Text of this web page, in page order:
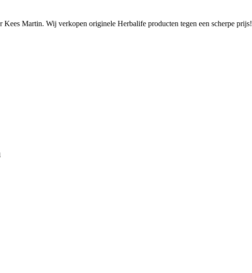
Martin. Wij verkopen originele Herbalife producten tegen een scherpe prijs!